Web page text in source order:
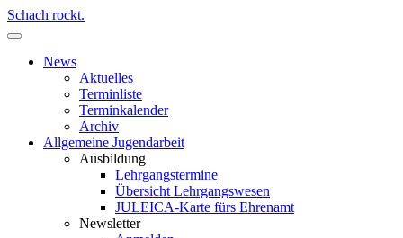
Schach rockt.
News
Aktuelles
Terminliste
Terminkalender
Archiv
Allgemeine Jugendarbeit
Ausbildung
Lehrgangstermine
Übersicht Lehrgangswesen
JULEICA-Karte fürs Ehrenamt
Newsletter